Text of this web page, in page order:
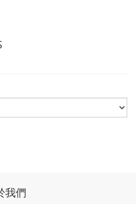
我們